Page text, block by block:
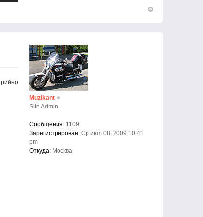
Muzikant
Site Admin
Сообщения: 1109
Зарегистрирован: Ср июл 08, 2009 10:41
pm
Откуда: Москва